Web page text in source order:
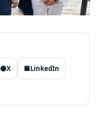
⚫X 🟦LinkedIn